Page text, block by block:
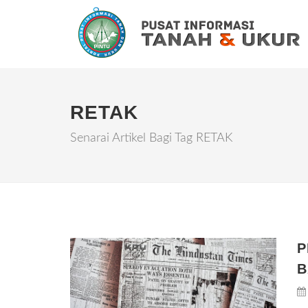
RETAK
Senarai Artikel Bagi Tag RETAK